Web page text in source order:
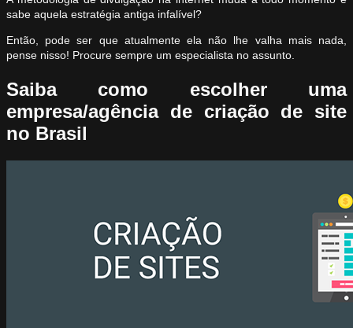
sabe aquela estratégia antiga infalível?
Então, pode ser que atualmente ela não lhe valha mais nada,
pense nisso! Procure sempre um especialista no assunto.
Saiba como escolher uma
empresa/agência de criação de site
no Brasil